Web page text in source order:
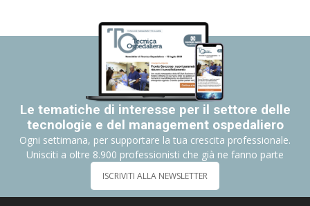
Le tematiche di interesse per il settore delle
tecnologie e del management ospedaliero
Ogni settimana, per supportare la tua crescita professionale.
Unisciti a oltre 8.900 professionisti che già ne fanno parte
ISCRIVITI ALLA NEWSLETTER